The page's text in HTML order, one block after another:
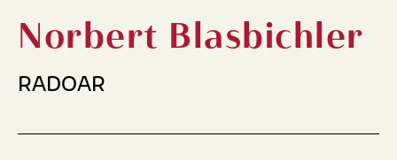
Norbert Blasbichler
RADOAR